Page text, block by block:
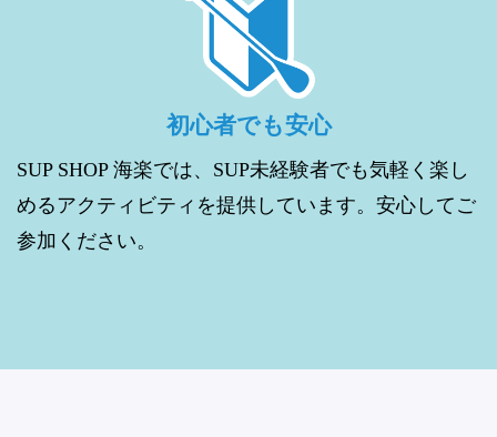
初心者でも安心
SUP SHOP 海楽では、SUP未経験者でも気軽く楽し
めるアクティビティを提供しています。安心してご
参加ください。